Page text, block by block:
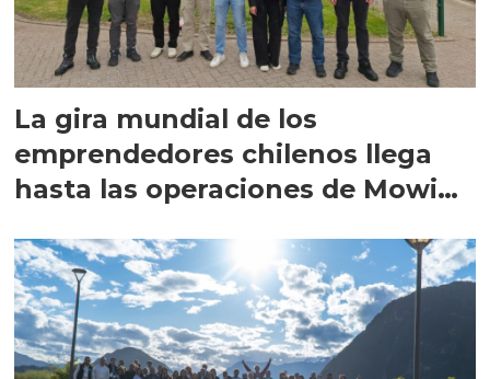
La gira mundial de los
emprendedores chilenos llega
hasta las operaciones de Mowi